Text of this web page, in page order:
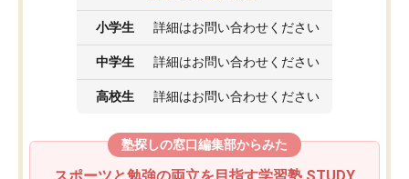
小学生 詳細はお問い合わせください
中学生 詳細はお問い合わせください
高校生 詳細はお問い合わせください
塾探しの窓口編集部からみた
スポーツと勉強の両立を目指す学習塾 STUDY